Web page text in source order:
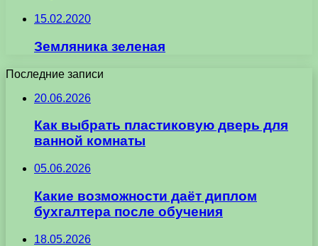
15.02.2020
Земляника зеленая
Последние записи
20.06.2026
Как выбрать пластиковую дверь для
ванной комнаты
05.06.2026
Какие возможности даёт диплом
бухгалтера после обучения
18.05.2026